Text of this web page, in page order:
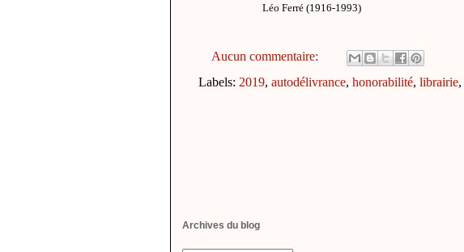
Léo Ferré (1916-1993)
Aucun commentaire:
Labels: 2019, autodélivrance, honorabilité, librairie,
Archives du blog